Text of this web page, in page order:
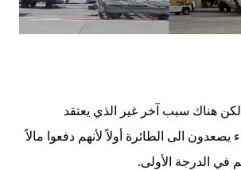
هناك سبب آخر غير الذي يعتقد
يصعدون الى الطائرة أولاً لأنهم دفعوا مالاً
في الدرجة الأولى.